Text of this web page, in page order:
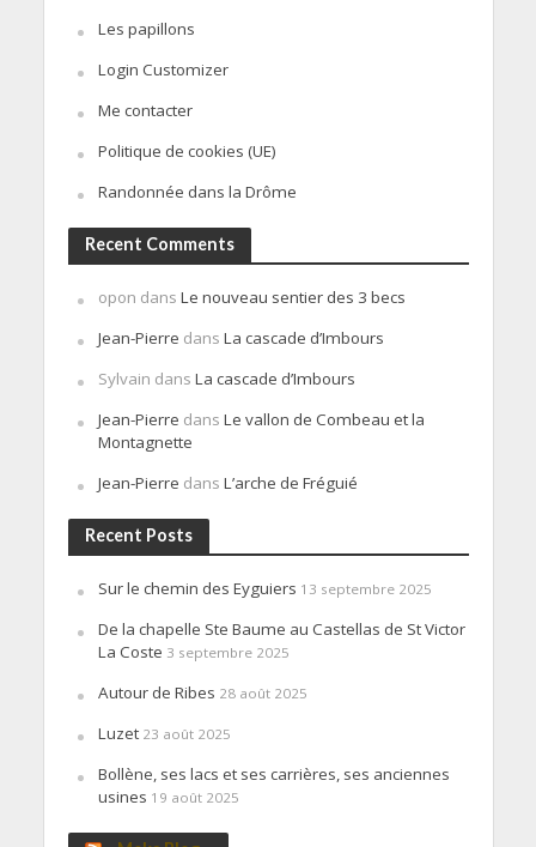
Les papillons
Login Customizer
Me contacter
Politique de cookies (UE)
Randonnée dans la Drôme
Recent Comments
opon dans Le nouveau sentier des 3 becs
Jean-Pierre dans La cascade d’Imbours
Sylvain dans La cascade d’Imbours
Jean-Pierre dans Le vallon de Combeau et la
Montagnette
Jean-Pierre dans L’arche de Fréguié
Recent Posts
Sur le chemin des Eyguiers 13 septembre 2025
De la chapelle Ste Baume au Castellas de St Victor
La Coste 3 septembre 2025
Autour de Ribes 28 août 2025
Luzet 23 août 2025
Bollène, ses lacs et ses carrières, ses anciennes
usines 19 août 2025